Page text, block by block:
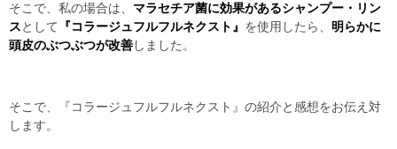
そこで、私の場合は、 マラセチア菌に効果があるシャンプー・リン
スとして 『コラージュフルフルネクスト』 を使用したら、 明らかに
頭皮のぶつぶつが改善しました。
そこで、『コラージュフルフルネクスト』の紹介と感想をお伝え対
します。